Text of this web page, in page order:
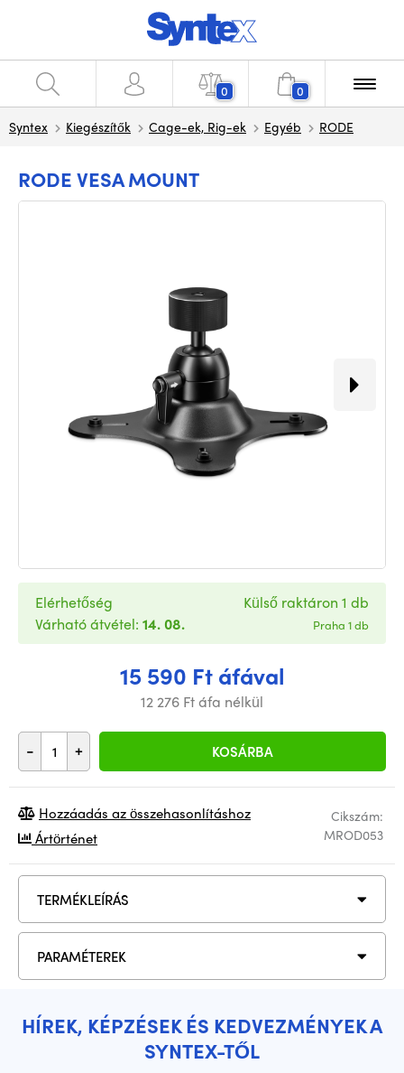
0 0
Syntex Kiegészítők Cage-ek, Rig-ek Egyéb RODE
RODE VESA MOUNT
15 590 Ft áfával
12 276 Ft áfa nélkül
- + KOSÁRBA
Elérhetőség
Várható átvétel: 14. 08.
Külső raktáron 1 db
Praha 1 db
Cikszám:
MROD053
Hozzáadás az összehasonlításhoz
Ártörténet
TERMÉKLEÍRÁS
PARAMÉTEREK
HÍREK, KÉPZÉSEK ÉS KEDVEZMÉNYEK A
SYNTEX-TŐL